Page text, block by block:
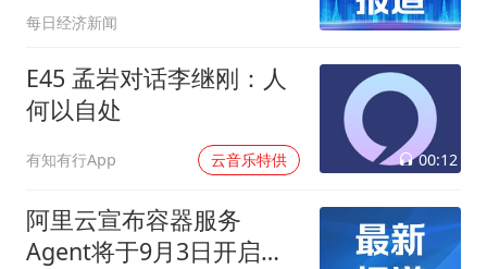
跌近1%，规模突破23亿再
创新高
每日经济新闻
E45 孟岩对话李继刚：人
何以自处
有知有行App 云音乐特供 00:12
阿里云宣布容器服务
Agent将于9月3日开启商